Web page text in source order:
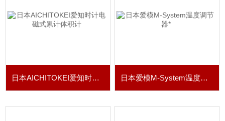
日本AICHITOKEI爱知时计电磁式累计体积计 日本爱模M-System温度调节器*